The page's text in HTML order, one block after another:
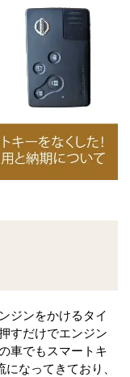
ジンをかけるタイ
すだけでエンジン
車でもスマートキ
なってきており、